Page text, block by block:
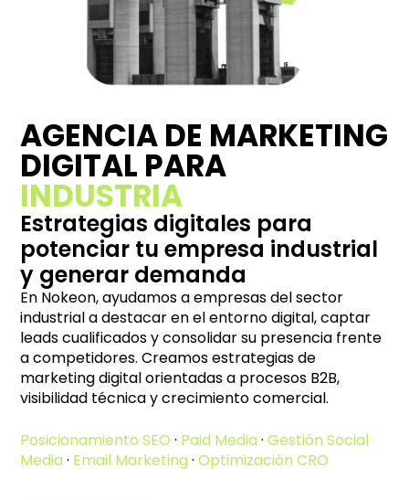
AGENCIA DE MARKETING
DIGITAL PARA
INDUSTRIA
Estrategias digitales para
potenciar tu empresa industrial
y generar demanda
En Nokeon, ayudamos a empresas del sector
industrial a destacar en el entorno digital, captar
leads cualificados y consolidar su presencia frente
a competidores. Creamos estrategias de
marketing digital orientadas a procesos B2B,
visibilidad técnica y crecimiento comercial.
Posicionamiento SEO · Paid Media ·Gestión Social
Media · Email Marketing ·Optimización CRO